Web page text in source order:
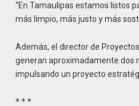
“En Tamaulipas estamos listos
más limpio, más justo y más
Además, el director de
generan aproximadamente dos
impulsando un proyecto
* * *